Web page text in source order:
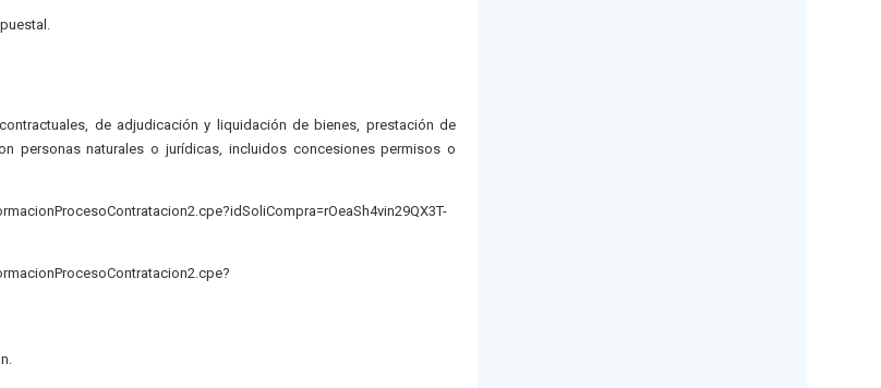
de adjudicación y liquidación de bienes, prestación de
personas naturales o jurídicas, incluidos concesiones permisos o